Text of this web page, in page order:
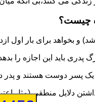
چیست؟
و بخواهد برای بار اول
پدری باید این اجازه را
پسر دوست هستند و پدر
دلایل منطقی (مثل